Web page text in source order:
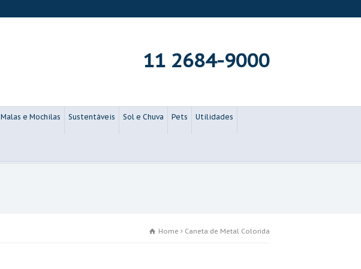
11 2684-9000
Malas e Mochilas Sustentáveis Sol e Chuva Pets Utilidades
Home Caneta de Metal Colorida